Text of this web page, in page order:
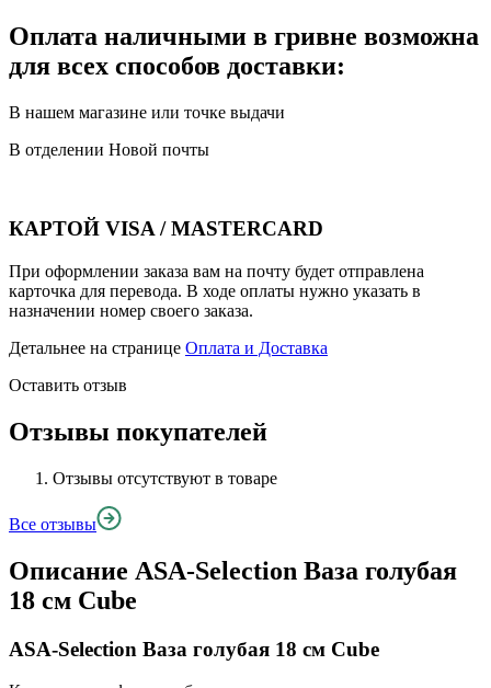
Оплата наличными в гривне возможна
для всех способов доставки:
В нашем магазине или точке выдачи
В отделении Новой почты
КАРТОЙ VISA / MASTERCARD
При оформлении заказа вам на почту будет отправлена
карточка для перевода. В ходе оплаты нужно указать в
назначении номер своего заказа.
Детальнее на странице Оплата и Доставка
Оставить отзыв
Отзывы покупателей
Отзывы отсутствуют в товаре
Все отзывы
Описание ASA-Selection Ваза голубая
18 см Cube
ASA-Selection Ваза голубая 18 см Cube